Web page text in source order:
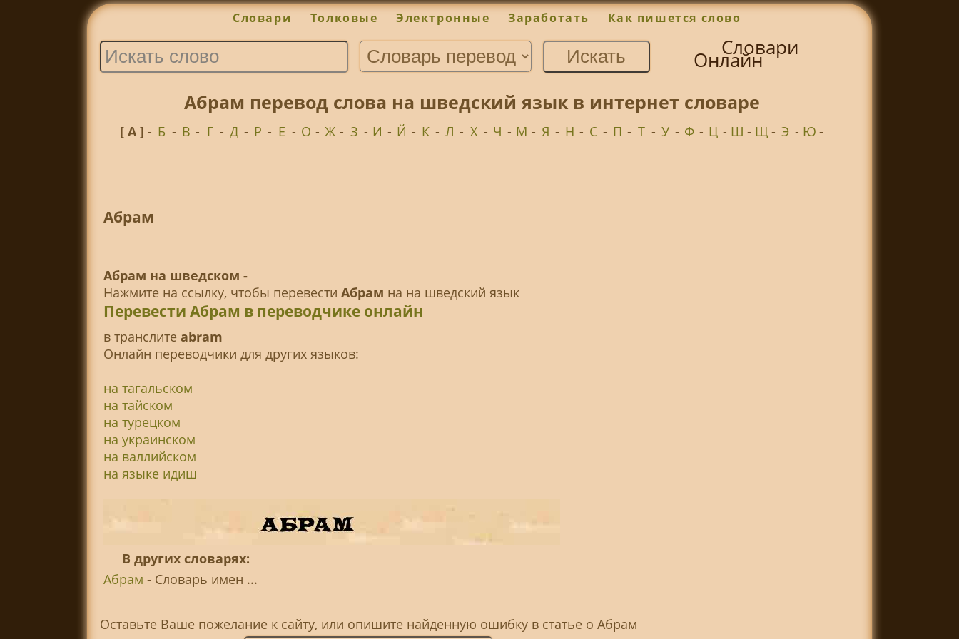
Словари Толковые Электронные Заработать Как пишется слово
Словари
Онлайн
Абрам перевод слова на шведский язык в интернет словаре
[ А ]- Б - В - Г - Д - Р - Е - О - Ж - З - И - Й - К - Л - Х - Ч - М - Я - Н - С - П - Т - У - Ф - Ц - Ш - Щ- Э - Ю-
Абрам
Абрам на шведском -
Нажмите на ссылку, чтобы перевести Абрам на на шведский язык
Перевести Абрам в переводчике онлайн
в транслитe abram
Онлайн переводчики для других языков:
на тагальском
на тайском
на турецком
на украинском
на валлийском
на языке идиш
В других словарях:
Абрам - Словарь имен ...
Оставьте Ваше пожелание к сайту, или опишите найденную ошибку в статье о Абрам